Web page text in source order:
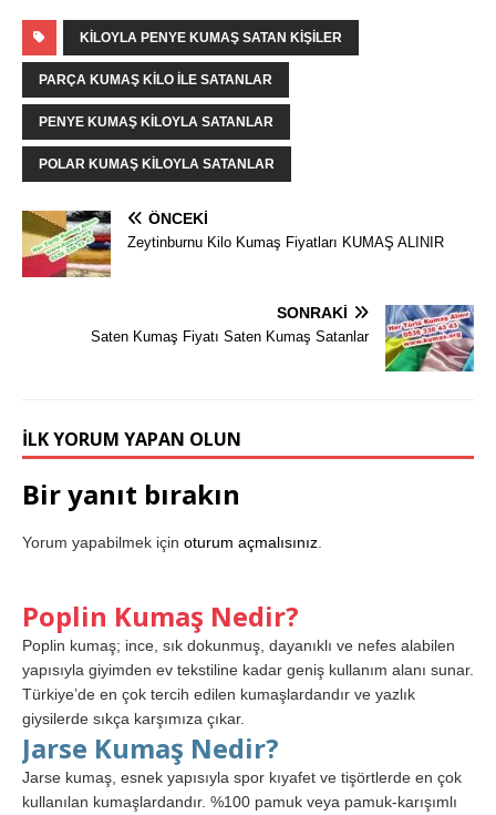
KILOYLA PENYE KUMAŞ SATAN KIŞILER
PARÇA KUMAŞ KILO ILE SATANLAR
PENYE KUMAŞ KILOYLA SATANLAR
POLAR KUMAŞ KILOYLA SATANLAR
ÖNCEKI
Zeytinburnu Kilo Kumaş Fiyatları KUMAŞ ALINIR
SONRAKI
Saten Kumaş Fiyatı Saten Kumaş Satanlar
İLK YORUM YAPAN OLUN
Bir yanıt bırakın
Yorum yapabilmek için oturum açmalısınız
Poplin Kumaş Nedir?
Poplin kumaş; ince, sık dokunmuş, dayanıklı ve nefes alabilen
yapısıyla giyimden ev tekstiline kadar geniş kullanım alanı sunar.
Türkiye’de en çok tercih edilen kumaşlardandır ve yazlık
giysilerde sıkça karşımıza çıkar.
Jarse Kumaş Nedir?
Jarse kumaş, esnek yapısıyla spor kıyafet ve tişörtlerde en çok
kullanılan kumaşlardandır. %100 pamuk veya pamuk-karışımlı